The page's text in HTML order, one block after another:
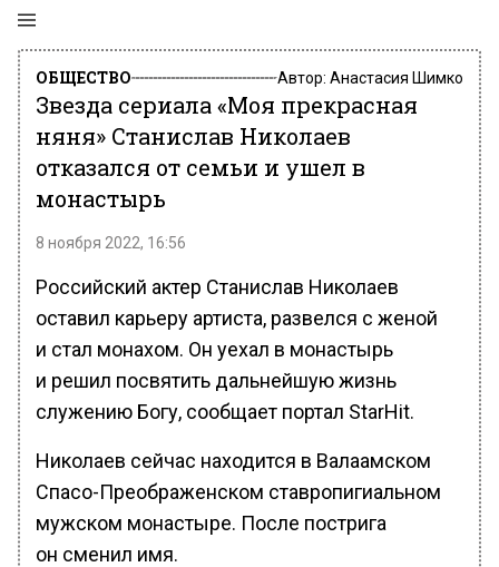
ОБЩЕСТВО Автор: Анастасия Шимко
Звезда сериала «Моя прекрасная
няня» Станислав Николаев
отказался от семьи и ушел в
монастырь
8 ноября 2022, 16:56
Российский актер Станислав Николаев
оставил карьеру артиста, развелся с женой
и стал монахом. Он уехал в монастырь
и решил посвятить дальнейшую жизнь
служению Богу, сообщает портал StarHit.
Николаев сейчас находится в Валаамском
Спасо-Преображенском ставропигиальном
мужском монастыре. После пострига
он сменил имя.